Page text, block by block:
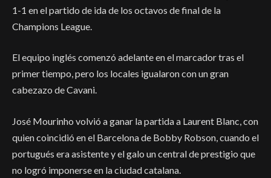
1-1 en el partido de ida de los octavos de final de la
Champions League.
El equipo inglés comenzó adelante en el marcador tras el
primer tiempo, pero los locales igualaron con un gran
cabezazo de Cavani.
José Mourinho volvió a ganar la partida a Laurent Blanc, con
quien coincidió en el Barcelona de Bobby Robson, cuando el
portugués era asistente y el galo un central de prestigio que
no logró imponerse en la ciudad catalana.